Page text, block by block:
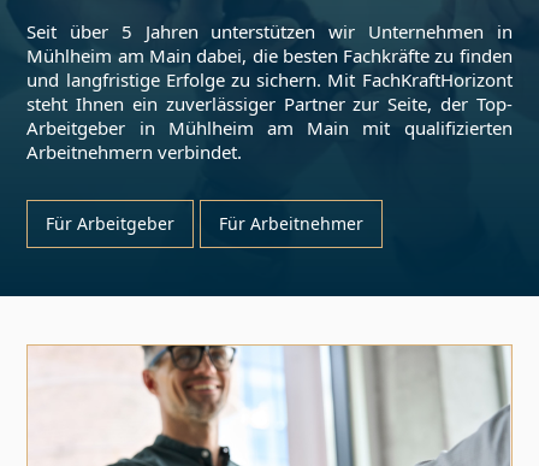
Seit über 5 Jahren unterstützen wir Unternehmen in
Mühlheim am Main dabei, die besten Fachkräfte zu finden
und langfristige Erfolge zu sichern. Mit FachKraftHorizont
steht Ihnen ein zuverlässiger Partner zur Seite, der Top-
Arbeitgeber in Mühlheim am Main mit qualifizierten
Arbeitnehmern verbindet.
Für Arbeitgeber Für Arbeitnehmer